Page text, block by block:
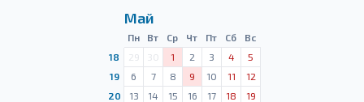
Май
Пн Вт Ср Чт Пт Сб
Вс
18
29 30 1 2 3 4
5
19
6 7 8 9 10 11
12
20
13 14 15 16 17 18
19